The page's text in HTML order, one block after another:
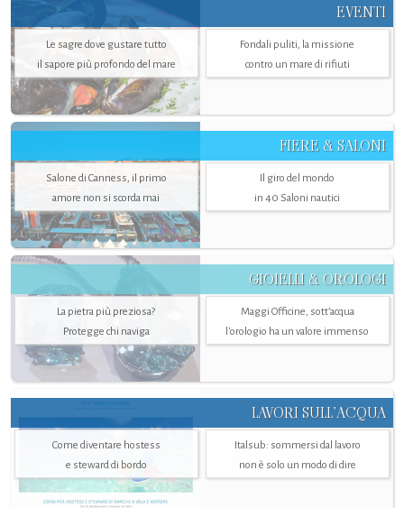
EVENTI
Le sagre dove gustare tutto
il sapore più profondo del mare
Fondali puliti, la missione
contro un mare di rifiuti
FIERE & SALONI
Salone di Canness, il primo
amore non si scorda mai
Il giro del mondo
in 40 Saloni nautici
GIOIELLI & OROLOGI
La pietra più preziosa?
Protegge chi naviga
Maggi Officine, sott’acqua
l'orologio ha un valore immenso
LAVORI SULL’ACQUA
Come diventare hostess
e steward di bordo
Italsub: sommersi dal lavoro
non è solo un modo di dire